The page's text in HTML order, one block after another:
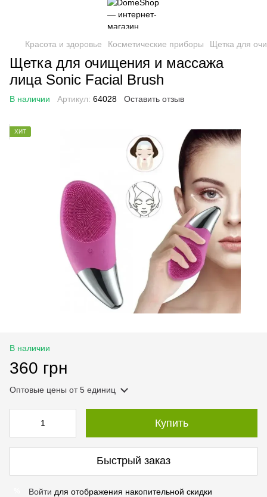
Красота и здоровье Косметические приборы Щетка для
Щетка для очищения и массажа
лица Sonic Facial Brush
В наличии Артикул: 64028 Оставить отзыв
ХИТ
В наличии
360 грн
Оптовые цены от 5 единиц
Купить
Быстрый заказ
Войти для отображения накопительной скидки